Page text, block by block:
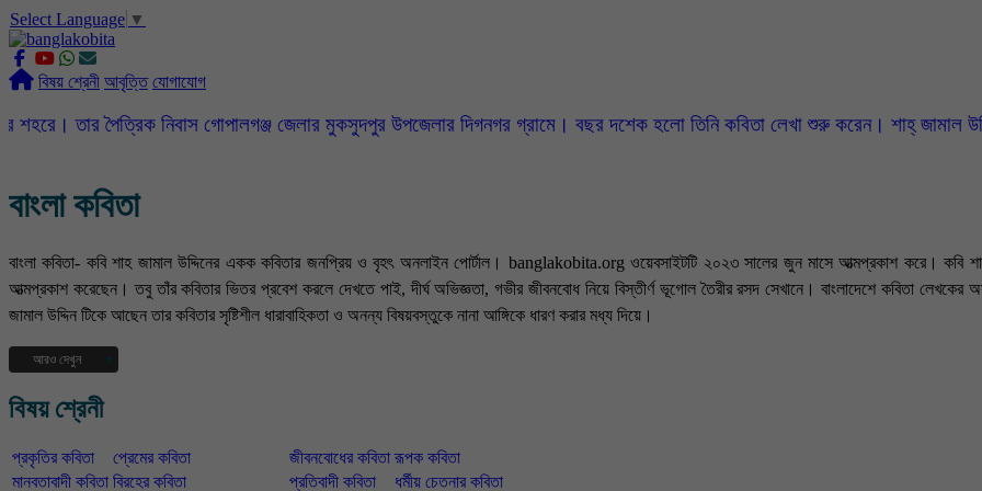
Select Language ▼
বিষয় শ্রেনী আবৃত্তি যোগাযোগ
তার পৈত্রিক নিবাস গোপালগঞ্জ জেলার মুকসুদপুর উপজেলার দিগনগর গ্রামে। বছর দশেক হলো তিনি কবিতা লেখা শুরু করেন। শাহ্ জামাল
বাংলা কবিতা
বাংলা কবিতা- কবি শাহ জামাল উদ্দিনের একক কবিতার জনপ্রিয় ও বৃহৎ অনলাইন পোর্টাল। banglakobita.org ওয়েবসাইটটি ২০২৩ সালের জুন মাসে আত্মপ্রকাশ করে। কবি
আত্মপ্রকাশ করেছেন। তবু তাঁর কবিতার ভিতর প্রবেশ করলে দেখতে পাই, দীর্ঘ অভিজ্ঞতা, গভীর জীবনবোধ নিয়ে বিস্তীর্ণ ভূগোল তৈরীর রসদ সেখানে। বাংলাদেশে কবিতা
জামাল উদ্দিন টিকে আছেন তার কবিতার সৃষ্টিশীল ধারাবাহিকতা ও অনন্য বিষয়বস্তুকে নানা আঙ্গিকে ধারণ করার মধ্য দিয়ে।
আরও দেখুন
বর্তমান সময়ে বহু বিচিত্র দুর্বোধ্য কাব্য রচনার চলকে এড়িয়ে কবি নিজের অন্তরের গভীর ভাষ্যকে সাবলীল গদ্য ও নানা ছন্দের ভাষায় কাব্যিক রূপ দিতে সিদ্ধতা অর্জন করেছেন
দেখা কাছের মানুষজন তাদের অর্ন্তরজগত এসব নিয়ে আমাদের জটিল ঘটনাবহুল জীবনের ড্রামা চলছে অবিরত। কবির অন্তর্দৃষ্টিতে ধরা পড়ে এর প্রকৃত সত্য রূপটি। কখনো মা,
কবিতার মঞ্জুরী ফুটিয়ে তোলেন। তিনি তাঁর কবিতায় উপমা, চিত্রকল্প, উৎপ্রেক্ষা ইত্যাদি বৈশিষ্ট দ্বারা তুলে ধরেন আয়নার প্রতিবিম্বস্বরূপ দেশ ও মানুষের চিত্র। তিনি প্রতিনিয়ত
কতদূর।
বিষয় শ্রেনী
প্রকৃতির কবিতা প্রেমের কবিতা জীবনবোধের কবিতা রূপক কবিতা
মানবতাবাদী কবিতা বিরহের কবিতা প্রতিবাদী কবিতা
ধর্মীয় চেতনার কবিতা